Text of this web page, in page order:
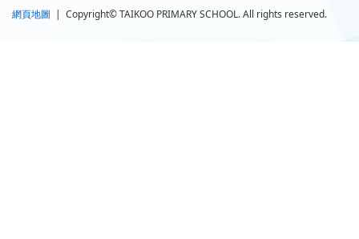
網頁地圖 | Copyright© TAIKOO PRIMARY SCHOOL. All rights reserved.